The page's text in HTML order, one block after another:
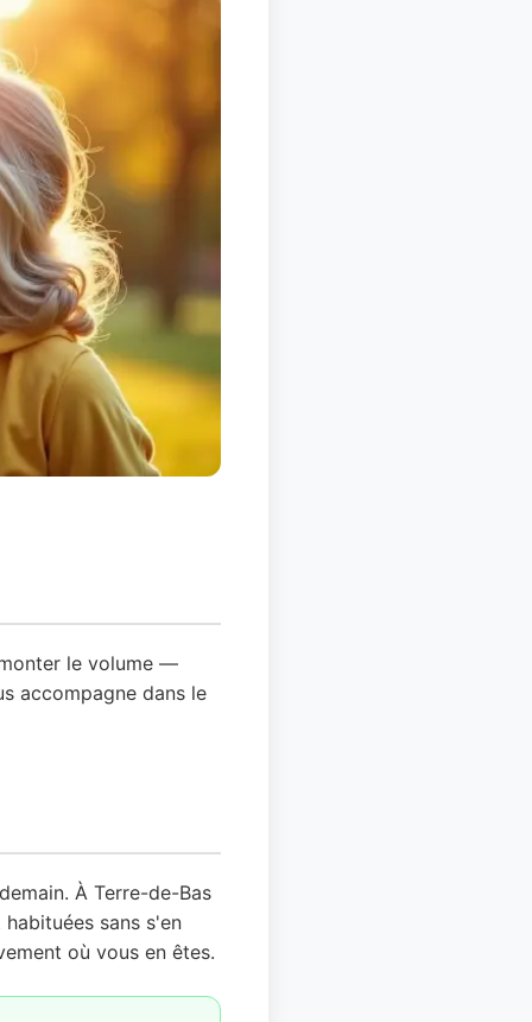
le volume —
accompagne dans le
À Terre-de-Bas
sans s'en
où vous en êtes.